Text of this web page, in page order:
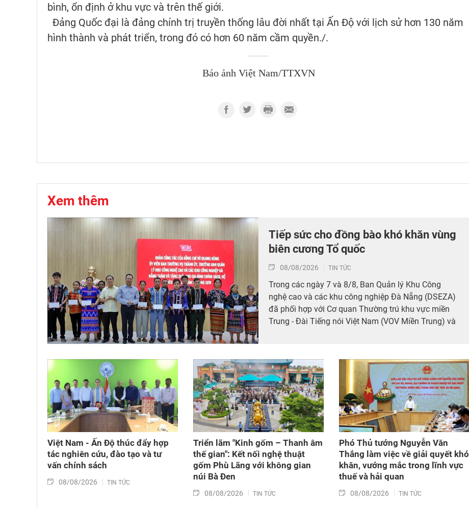
bình, ổn định ở khu vực và trên thế giới.
Đảng Quốc đại là đảng chính trị truyền thống lâu đời nhất tại Ấn Độ với lịch sử hơn 130 năm
hình thành và phát triển, trong đó có hơn 60 năm cầm quyền./.
Báo ảnh Việt Nam/TTXVN
Xem thêm
Tiếp sức cho đồng bào khó khăn vùng
biên cương Tổ quốc
08/08/2026 TIN TỨC
Trong các ngày 7 và 8/8, Ban Quản lý Khu Công
nghệ cao và các khu công nghiệp Đà Nẵng (DSEZA)
đã phối hợp với Cơ quan Thường trú khu vực miền
Trung - Đài Tiếng nói Việt Nam (VOV Miền Trung) và
Sơn (thành phố Đà Nẵng).
Việt Nam - Ấn Độ thúc đẩy hợp
tác nghiên cứu, đào tạo và tư
vấn chính sách
08/08/2026 TIN TỨC
Triển lãm "Kinh gốm – Thanh âm
thế gian": Kết nối nghệ thuật
gốm Phù Lãng với không gian
núi Bà Đen
08/08/2026 TIN TỨC
Phó Thủ tướng Nguyễn Văn
Thắng làm việc về giải quyết khó
khăn, vướng mắc trong lĩnh vực
thuế và hải quan
08/08/2026 TIN TỨC